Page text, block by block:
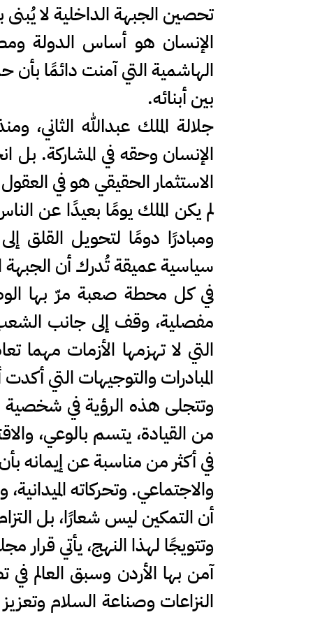
تحصين الجبهة الداخلية لا يُبنى
الإنسان هو أساس الدولة
الهاشمية التي آمنت دائمًا
بين أبنائه.
جلالة الملك عبدالله الثاني،
الإنسان وحقه في المشاركة. بل
الاستثمار الحقيقي هو في
لم يكن الملك يومًا بعيدًا عن
ومبادرًا دومًا لتحويل القلق
سياسية عميقة تُدرك أن الجبهة
في كل محطة صعبة مرّ بها
مفصلية، وقف إلى جانب
التي لا تهزمها الأزمات مهما
المبادرات والتوجيهات التي
وتتجلى هذه الرؤية في شخصية
من القيادة، يتسم بالوعي،
في أكثر من مناسبة عن إيمانه
والاجتماعي. وتحركاته
أن التمكين ليس شعارًا، بل
آمن بها الأردن وسبق العالم
النزاعات وصناعة السلام